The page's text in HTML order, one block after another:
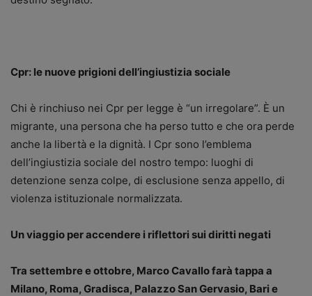
Cpr: le nuove prigioni dell’ingiustizia sociale
Chi è rinchiuso nei Cpr per legge è “un irregolare”. È un
migrante, una persona che ha perso tutto e che ora perde
anche la libertà e la dignità. I Cpr sono l’emblema
dell’ingiustizia sociale del nostro tempo: luoghi di
detenzione senza colpe, di esclusione senza appello, di
violenza istituzionale normalizzata.
Un viaggio per accendere i riflettori sui diritti negati
Tra settembre e ottobre, Marco Cavallo farà tappa a
Milano, Roma, Gradisca, Palazzo San Gervasio, Bari e